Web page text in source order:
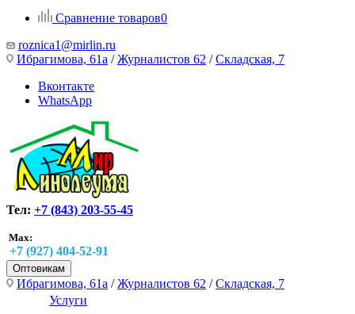
Сравнение товаров0
roznica1@mirlin.ru
Ибрагимова, 61а /Журналистов 62 /Складская, 7
Вконтакте
WhatsApp
Тел: +7 (843) 203-55-45
Max:
+7 (927) 404-52-91
Оптовикам
Ибрагимова, 61а /Журналистов 62 /Складская, 7
Услуги